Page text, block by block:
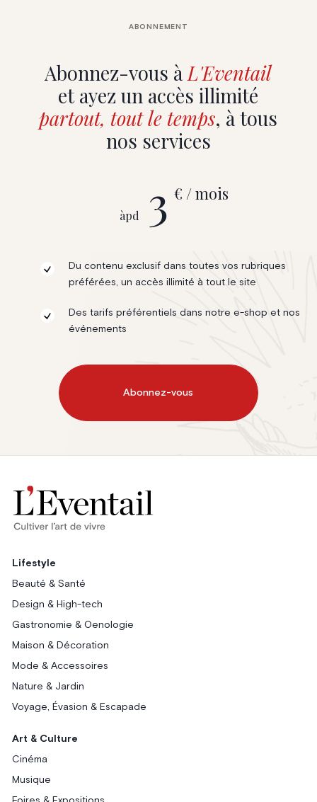
Abonnez-vous àL'Eventail
et ayez un accès illimité
partout, tout le temps, à tous
nos services
ABONNEMENT
àpd 3 € / mois
Du contenu exclusif dans toutes vos rubriques
préférées, un accès illimité à tout le site
Des tarifs préférentiels dans notre e-shop et nos
événements
Abonnez-vous
Lifestyle
Beauté & Santé
Design & High-tech
Gastronomie & Oenologie
Maison & Décoration
Mode & Accessoires
Nature & Jardin
Voyage, Évasion & Escapade
Art & Culture
Cinéma
Musique